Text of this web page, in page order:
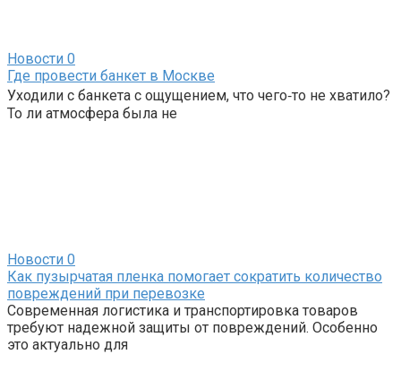
Новости 0
Где провести банкет в Москве
Уходили с банкета с ощущением, что чего‑то не хватило?
То ли атмосфера была не
Новости 0
Как пузырчатая пленка помогает сократить количество
повреждений при перевозке
Современная логистика и транспортировка товаров
требуют надежной защиты от повреждений. Особенно
это актуально для